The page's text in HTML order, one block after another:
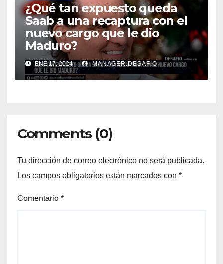
¿Qué tan expuesto queda
Saab a una recaptura con el
nuevo cargo que le dio
Maduro?
ENE 17, 2024 MANAGER.DESAFIO
Comments (0)
Tu dirección de correo electrónico no será publicada.
Los campos obligatorios están marcados con *
Comentario *